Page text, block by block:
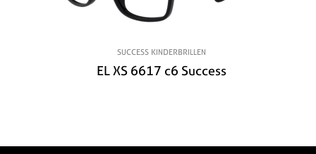
SUCCESS KINDERBRILLEN
EL XS 6617 c6 Success